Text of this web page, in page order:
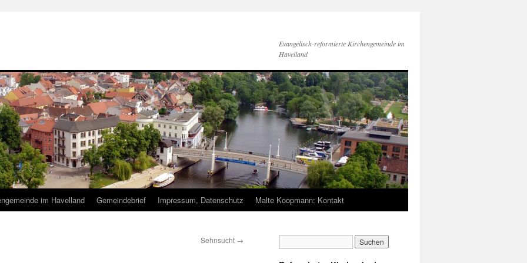
Evangelisch-reformierte Kirchengemeinde im
Havelland
im Havelland Gemeindebrief Impressum, Datenschutz Malte Koopmann: Kontakt
Sehnsucht →